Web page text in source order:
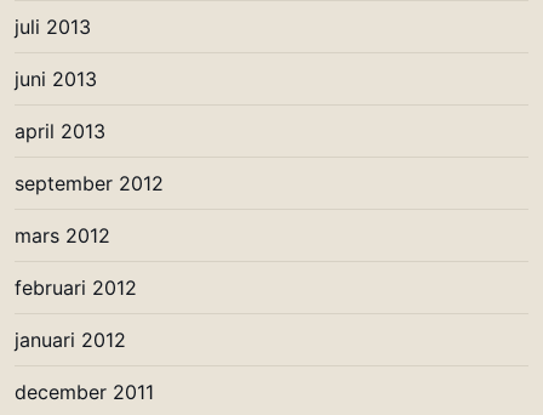
juli 2013
juni 2013
april 2013
september 2012
mars 2012
februari 2012
januari 2012
december 2011